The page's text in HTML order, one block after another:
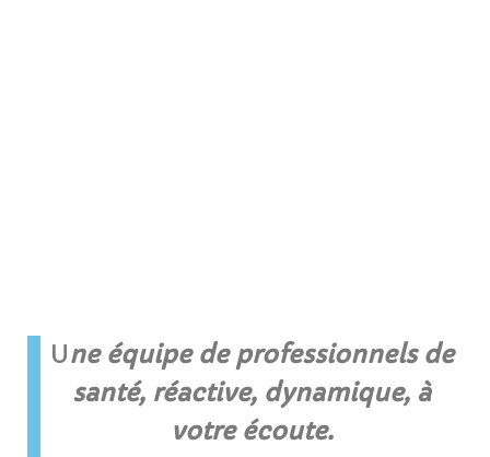
Une équipe de professionnels de
santé, réactive, dynamique, à
votre écoute.